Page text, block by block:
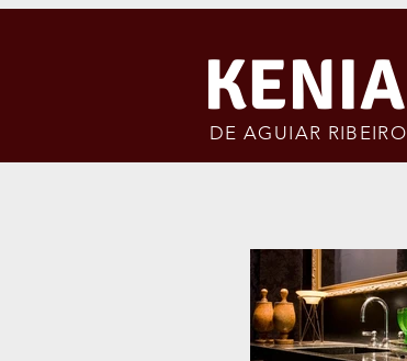
KENIA
DE AGUIAR RIBEIRO